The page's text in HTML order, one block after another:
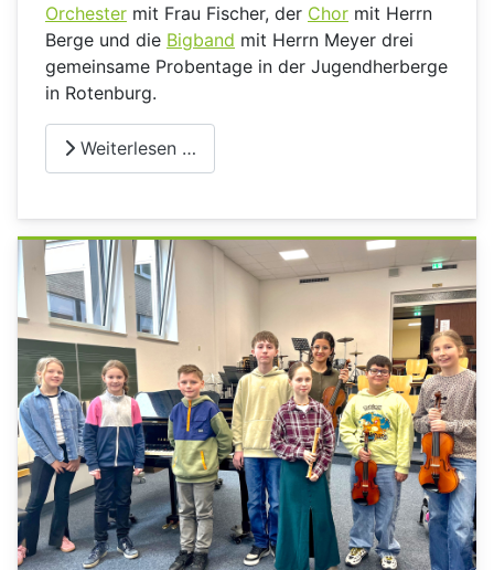
Orchester mit Frau Fischer, der Chor mit Herrn
Berge und die Bigband mit Herrn Meyer drei
gemeinsame Probentage in der Jugendherberge
in Rotenburg.
Weiterlesen …